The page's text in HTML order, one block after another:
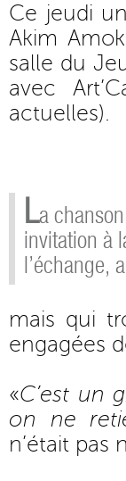
Ce jeudi
Akim
salle du
avec
actuelles).
La
invitation à
l’échange,
mais qui
engagées
«C’est un
on ne
n’était pas